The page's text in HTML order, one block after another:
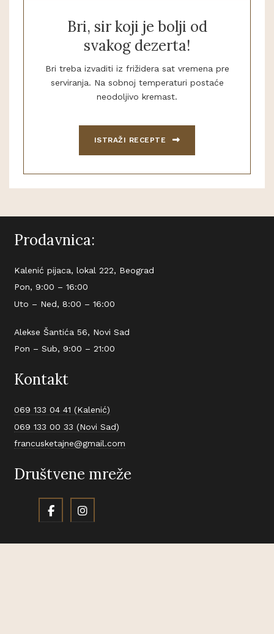
Bri, sir koji je bolji od
svakog dezerta!
Bri treba izvaditi iz frižidera sat vremena pre
serviranja. Na sobnoj temperaturi postaće
neodoljivo kremast.
ISTRAŽI RECEPTE
Prodavnica:
Kalenić pijaca, lokal 222, Beograd
Pon, 9:00 – 16:00
Uto – Ned, 8:00 – 16:00
Alekse Šantića 56, Novi Sad
Pon – Sub, 9:00 – 21:00
Kontakt
069 133 04 41 (Kalenić)
069 133 00 33 (Novi Sad)
francusketajne@gmail.com
Društvene mreže